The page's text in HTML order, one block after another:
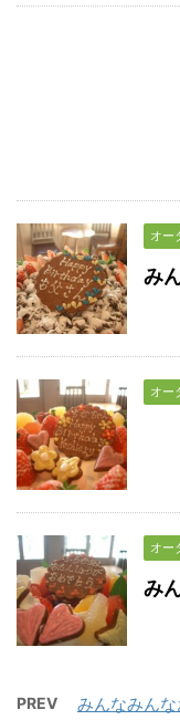
オー
み
オー
オー
み
PREV みんなみんな